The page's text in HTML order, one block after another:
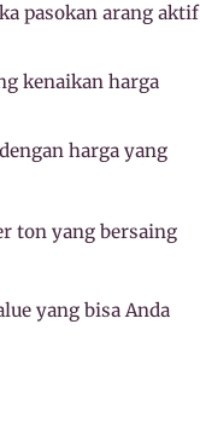
pasokan arang aktif
kenaikan harga
harga yang
ton yang bersaing
yang bisa Anda